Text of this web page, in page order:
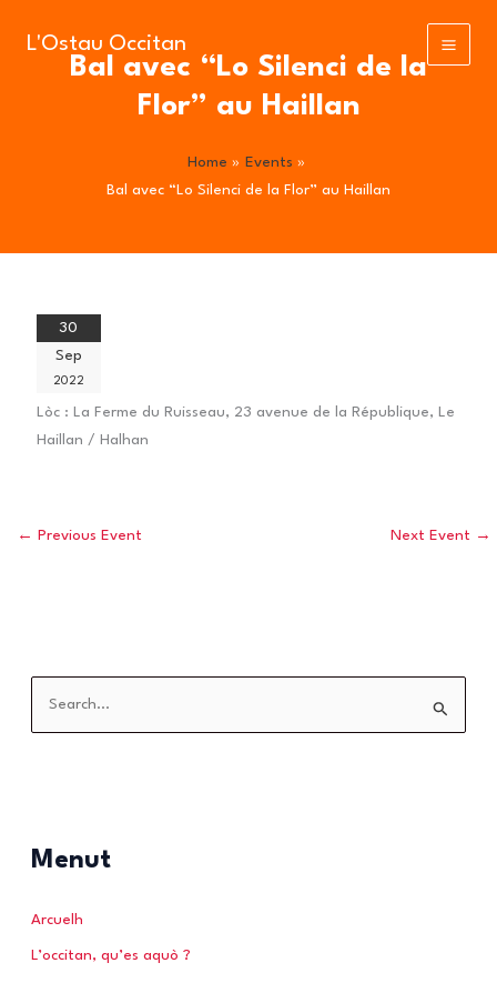
L'Ostau Occitan
Bal avec “Lo Silenci de la
Flor” au Haillan
Home
Events
Bal avec “Lo Silenci de la Flor” au Haillan
30
Sep
2022
Lòc :
La Ferme du Ruisseau, 23 avenue de la République, Le
Haillan / Halhan
← Previous Event Next Event →
h
o
r
Menut
Arcuelh
L’occitan, qu’es aquò ?